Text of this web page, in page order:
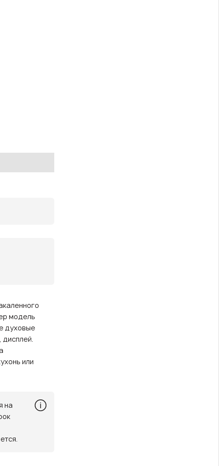
модель
духовые
дисплей.
или
на